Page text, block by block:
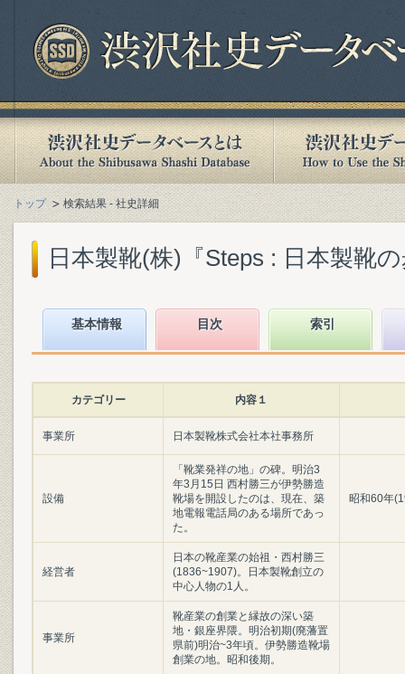
トップ 検索結果 - 社史詳細
日本製靴(株)『Steps : 日本製靴
基本情報 目次 索引
カテゴリー 内容１
事業所 日本製靴株式会社本社事務所
設備
「靴業発祥の地」の碑。明治3
年3月15日 西村勝三が伊勢勝造
靴場を開設したのは、現在、築
地電報電話局のある場所であっ
た。
昭和60年
経営者
日本の靴産業の始祖・西村勝三
(1836~1907)。日本製靴創立の
中心人物の1人。
事業所
靴産業の創業と縁故の深い築
地・銀座界隈。明治初期(廃藩置
県前)明治~3年頃。伊勢勝造靴場
創業の地。昭和後期。